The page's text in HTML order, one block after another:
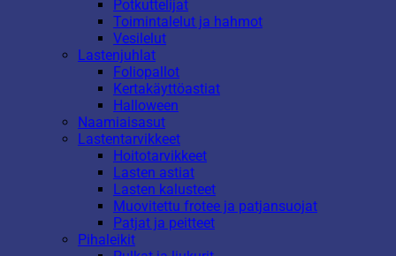
Potkuttelijat
Toimintalelut ja hahmot
Vesilelut
Lastenjuhlat
Foliopallot
Kertakäyttöastiat
Halloween
Naamiaisasut
Lastentarvikkeet
Hoitotarvikkeet
Lasten astiat
Lasten kalusteet
Muovitettu frotee ja patjansuojat
Patjat ja peitteet
Pihaleikit